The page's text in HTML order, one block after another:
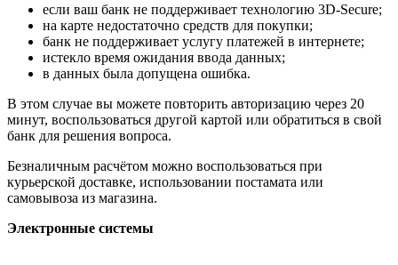
если ваш банк не поддерживает технологию 3D-Secure;
на карте недостаточно средств для покупки;
банк не поддерживает услугу платежей в интернете;
истекло время ожидания ввода данных;
в данных была допущена ошибка.
В этом случае вы можете повторить авторизацию через 20
минут, воспользоваться другой картой или обратиться в свой
банк для решения вопроса.
Безналичным расчётом можно воспользоваться при
курьерской доставке, использовании постамата или
самовывоза из магазина.
Электронные системы